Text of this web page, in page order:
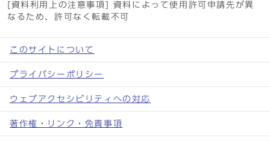
[資料利用上の注意事項] 資料によって使用許可申請先が異
なるため、許可なく転載不可
このサイトについて
プライバシーポリシー
ウェブアクセシビリティへの対応
著作権・リンク・免責事項